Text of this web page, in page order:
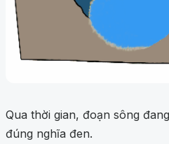
Qua thời gian, đoạn sông
đúng nghĩa đen.